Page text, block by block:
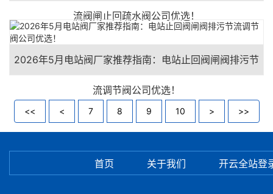
流阀闸止回疏水阀公司优选！
2026年5月电站阀厂家推荐指南：电站止回阀闸阀排污节
流调节阀公司优选！
<< < 7 8 9 10 > >>
首页 关于我们 开云全站登